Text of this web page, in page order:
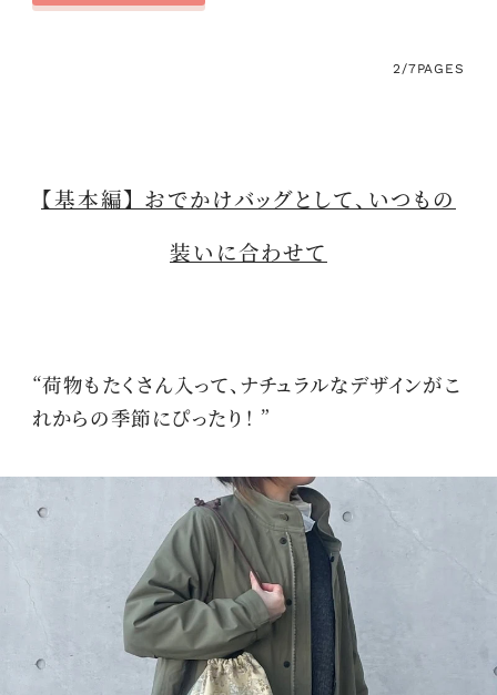
2/7PAGES
【基本編】 おでかけバッグとして、いつもの
装いに合わせて
“荷物もたくさん入って、ナチュラルなデザインがこ
れからの季節にぴったり！ ”